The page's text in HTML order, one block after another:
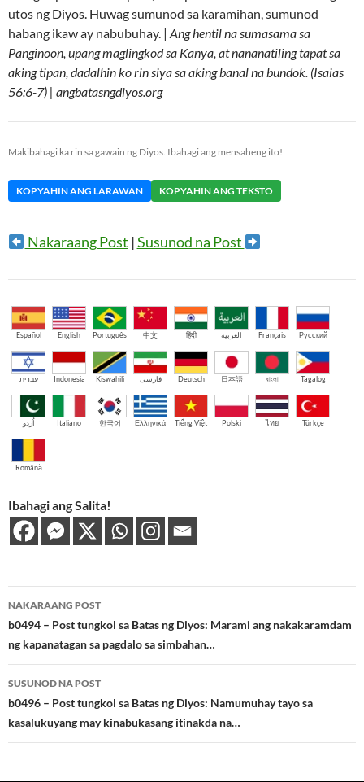
utos ng Diyos. Huwag sumunod sa karamihan, sumunod
habang ikaw ay nabubuhay. | Ang hentil na sumasama sa
Panginoon, upang maglingkod sa Kanya, at nananatiling tapat sa
aking tipan, dadalhin ko rin siya sa aking banal na bundok. (Isaias
56:6-7) | angbatasngdiyos.org
Makibahagi ka rin sa gawain ng Diyos. Ibahagi ang mensaheng ito!
KOPYAHIN ANG LARAWAN KOPYAHIN ANG TEKSTO
Nakaraang Post |Susunod na Post
Español English Português 中文 हिंदी العربية Français Русский
עברית Indonesia Kiswahili فارسی Deutsch 日本語 বাংলা Tagalog
اُردو Italiano 한국어 Ελληνικά Tiếng Việt Polski ไทย Türkçe
Română
Ibahagi ang Salita!
Post
navigation
NAKARAANG POST
b0494 – Post tungkol sa Batas ng Diyos: Marami ang nakakaramdam
ng kapanatagan sa pagdalo sa simbahan…
SUSUNOD NA POST
b0496 – Post tungkol sa Batas ng Diyos: Namumuhay tayo sa
kasalukuyang may kinabukasang itinakda na…